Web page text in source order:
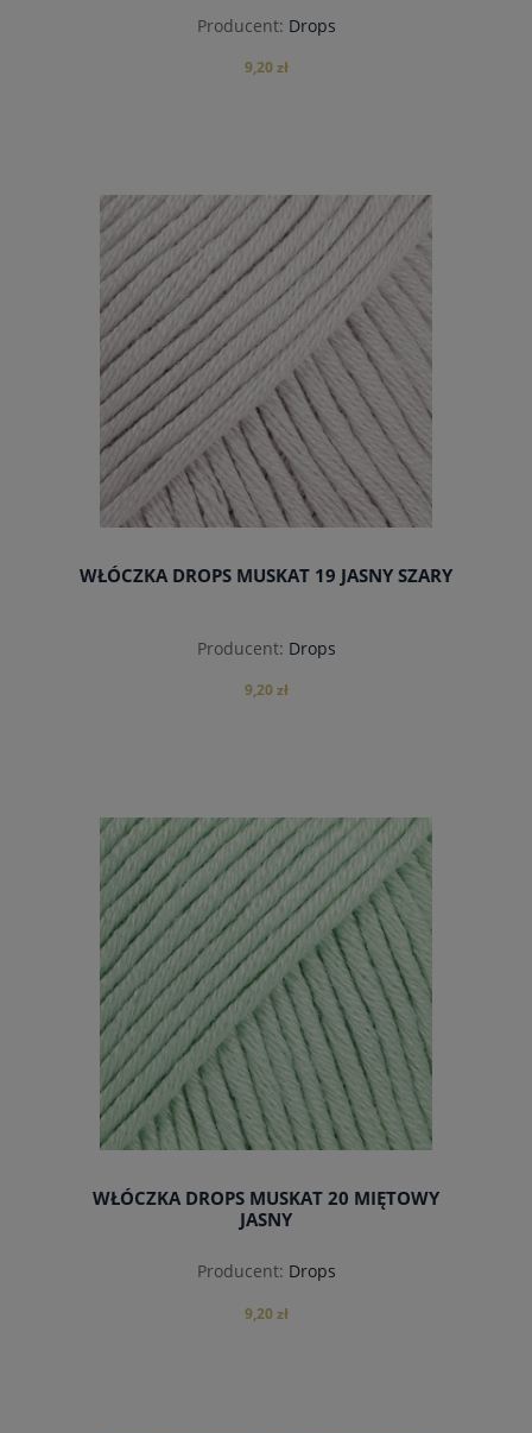
Producent: Drops
9,20 zł
do koszyka
WŁÓCZKA DROPS MUSKAT 19 JASNY SZARY
Producent: Drops
9,20 zł
do koszyka
WŁÓCZKA DROPS MUSKAT 20 MIĘTOWY
JASNY
Producent: Drops
9,20 zł